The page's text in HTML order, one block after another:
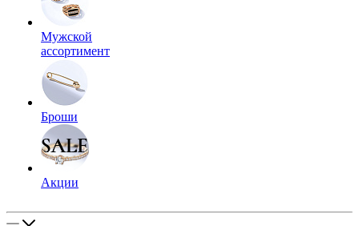
Мужской
ассортимент
Броши
Акции